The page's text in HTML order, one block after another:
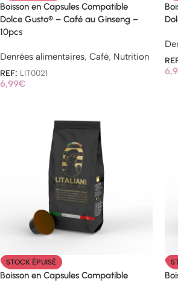
Boisson en Capsules Compatible
Dolce Gusto® – Café au Ginseng –
10pcs
Denrées alimentaires, Café, Nutrition
REF: LIT0021
6,99€
STOCK ÉPUISÉ
Boisson en Capsules Compatible